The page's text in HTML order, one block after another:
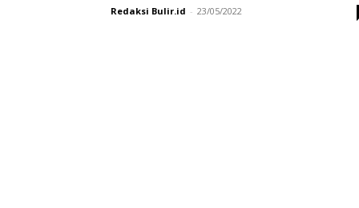
Redaksi Bulir.id - 23/05/2022